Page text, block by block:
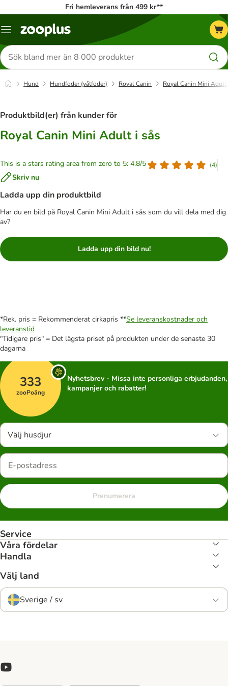
Fri hemleverans från 499 kr**
Katalogmeny
Sök
efter
produkter
Hund Hundfoder (våtfoder) Royal Canin Royal Canin Mini Adult
Produktbild(er) från kunder för
Royal Canin Mini Adult i sås
This is a stars rating area from zero to 5: 4.8/5 (4)
Skriv nu
Ladda upp din produktbild
Har du en bild på Royal Canin Mini Adult i sås som du vill dela med dig
av?
Ladda upp din bild nu!
*Rek. pris = Rekommenderat cirkapris **Se leveranskostnader och
leveranstid
"Tidigare pris" = Det lägsta priset på produkten under de senaste 30
dagarna
333
zooPoäng
Nyhetsbrev - Missa inte personliga erbjudanden,
kampanjer och rabatter!
Välj husdjur
Prenumerera
Service
Våra fördelar
Handla
Välj land
Sverige / sv